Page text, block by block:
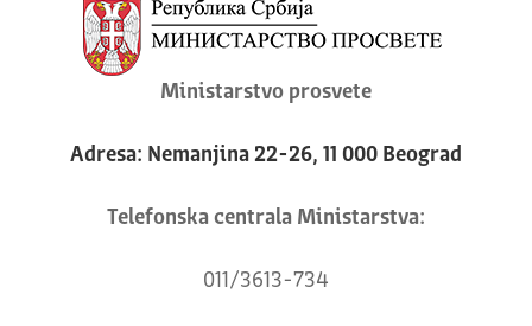
Ministarstvo prosvete
Adresa: Nemanjina 22-26, 11 000 Beograd
Telefonska centrala Ministarstva:
011/3613-734